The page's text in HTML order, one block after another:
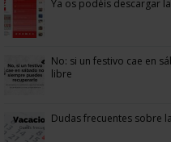
Ya os podéis descargar
No: si un festivo cae en
libre
Dudas frecuentes sobre